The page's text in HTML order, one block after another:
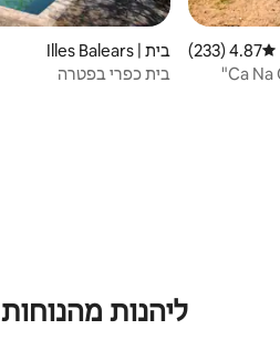
דירוג ממוצע של 4.87 מתוך 5, 233 ביקורות
4.87 (233)
בית | Illes Balears
בית כפרי בפטרה
ליהנות